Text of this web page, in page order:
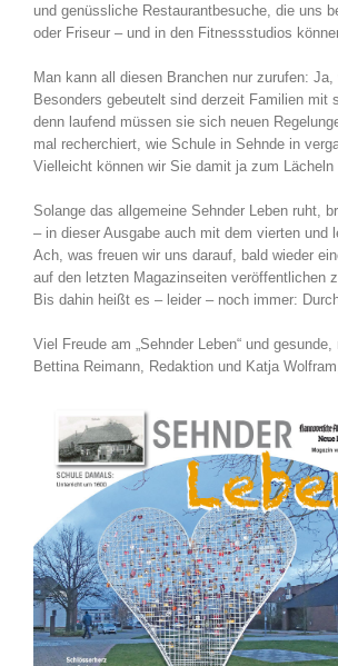
und genüssliche Restaurantbesuche, die uns
oder Friseur – und in den Fitnessstudios
Man kann all diesen Branchen nur zurufen:
Besonders gebeutelt sind derzeit Familien mit
denn laufend müssen sie sich neuen
mal recherchiert, wie Schule in Sehnde in
Vielleicht können wir Sie damit ja zum Lächeln
Solange das allgemeine Sehnder Leben ruht,
– in dieser Ausgabe auch mit dem vierten und
Ach, was freuen wir uns darauf, bald wieder
auf den letzten Magazinseiten veröffentlichen
Bis dahin heißt es – leider – noch immer:
Viel Freude am „Sehnder Leben“ und
Bettina Reimann, Redaktion und Katja